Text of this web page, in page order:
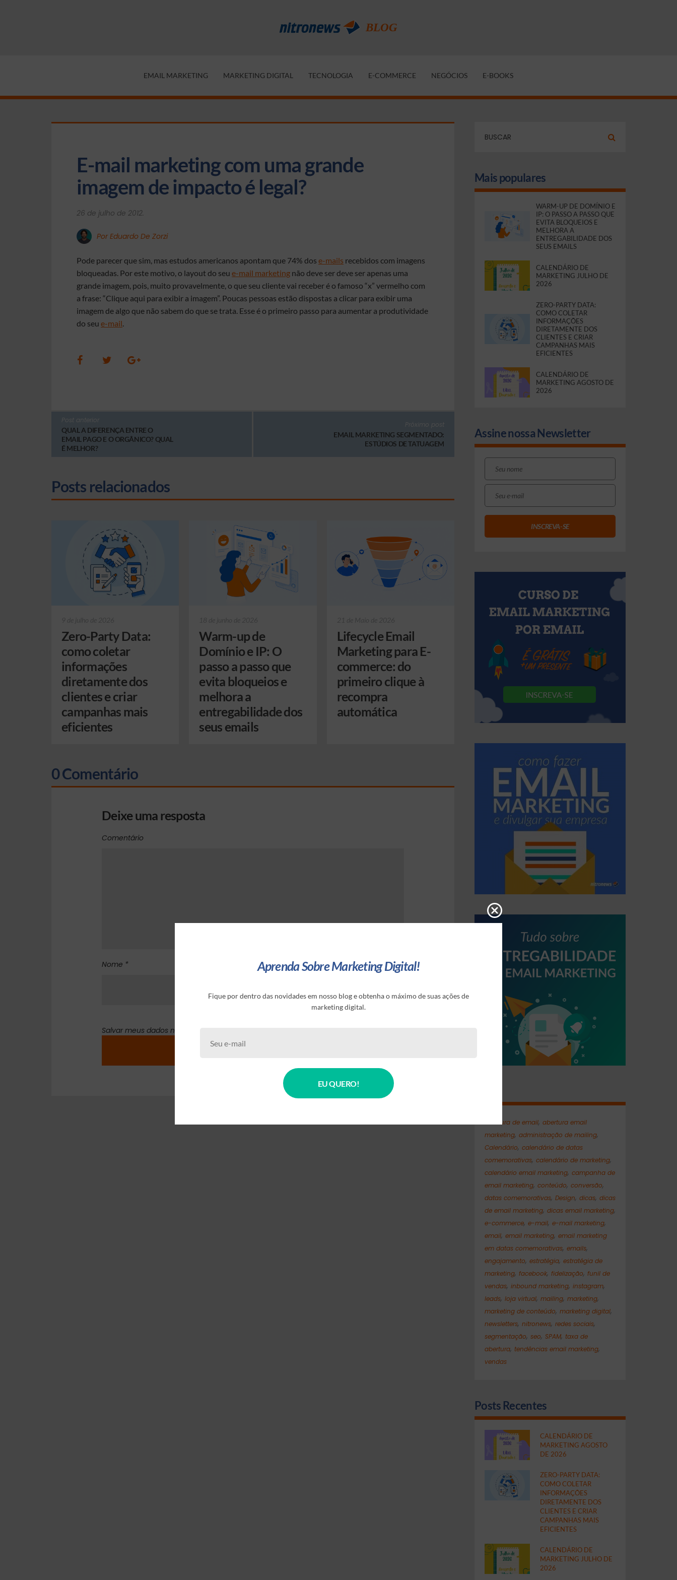
EMAIL MARKETING MARKETING DIGITAL TECNOLOGIA E-COMMERCE NEGÓCIOS E-BOOKS
E-mail marketing com uma grande
imagem de impacto é legal?
26 de julho de 2012.
Por Eduardo De Zorzi
Pode parecer que sim, mas estudos americanos apontam que 74% dos e-mails recebidos com imagens
bloqueadas. Por este motivo, o layout do seu e-mail marketing não deve ser deve ser apenas uma
grande imagem, pois, muito provavelmente, o que seu cliente vai receber é o famoso “x” vermelho com
a frase: “Clique aqui para exibir a imagem”. Poucas pessoas estão dispostas a clicar para exibir uma
imagem de algo que não sabem do que se trata. Esse é o primeiro passo para aumentar a produtividade
do seu e-mail.
Post anterior
QUAL A DIFERENÇA ENTRE O
EMAIL PAGO E O ORGÂNICO? QUAL
É MELHOR?
Próximo post
EMAIL MARKETING SEGMENTADO:
ESTÚDIOS DE TATUAGEM
Posts relacionados
Zero-Party Data:
como coletar
informações
diretamente dos
clientes e criar
campanhas mais
eficientes
Warm-up de
Domínio e IP: O
passo a passo que
evita bloqueios e
melhora a
entregabilidade dos
seus emails
Lifecycle Email
Marketing para E-
commerce: do
primeiro clique à
recompra
automática
0 Comentário
Deixe uma resposta
Comentário
Nome * E-mail *
Salvar meus dados neste navegador para a próxima vez que eu comentar.
Mais populares
WARM-UP DE DOMÍNIO E
IP: O PASSO A PASSO QUE
EVITA BLOQUEIOS E
MELHORA A
ENTREGABILIDADE DOS
SEUS EMAILS
CALENDÁRIO DE
MARKETING JULHO DE
2026
ZERO-PARTY DATA:
COMO COLETAR
INFORMAÇÕES
DIRETAMENTE DOS
CLIENTES E CRIAR
CAMPANHAS MAIS
EFICIENTES
CALENDÁRIO DE
MARKETING AGOSTO DE
2026
Assine nossa Newsletter
abertura de email, abertura email
marketing, administração de mailing,
Calendário, calendário de datas
comemorativas, calendário de marketing,
calendário email marketing, campanha de
email marketing, conteúdo, conversão,
datas comemorativas, Design, dicas, dicas
de email marketing, dicas email marketing,
e-commerce, e-mail, e-mail marketing,
email, email marketing, email marketing
em datas comemorativas, emails,
engajamento, estratégia, estratégia de
marketing, facebook, fidelização, funil de
vendas, inbound marketing, instagram,
leads, loja virtual, mailing, marketing,
marketing de conteúdo, marketing digital,
newsletters, nitronews, redes sociais,
segmentação, seo, SPAM, taxa de
abertura, tendências email marketing,
vendas
Posts Recentes
CALENDÁRIO DE
MARKETING AGOSTO
DE 2026
ZERO-PARTY DATA:
COMO COLETAR
INFORMAÇÕES
DIRETAMENTE DOS
CLIENTES E CRIAR
CAMPANHAS MAIS
EFICIENTES
CALENDÁRIO DE
MARKETING JULHO DE
2026
Aprenda Sobre Marketing Digital!
Fique por dentro das novidades em nosso blog e obtenha o máximo de suas ações de
marketing digital.
EU QUERO!